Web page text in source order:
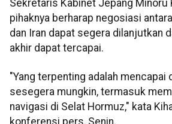
Sekretaris Kabinet Jepang Minoru
pihaknya berharap negosiasi
dan Iran dapat segera dilanjutkan
akhir dapat tercapai.
"Yang terpenting adalah
sesegera mungkin, termasuk
navigasi di Selat Hormuz," kata
konferensi pers, Senin.